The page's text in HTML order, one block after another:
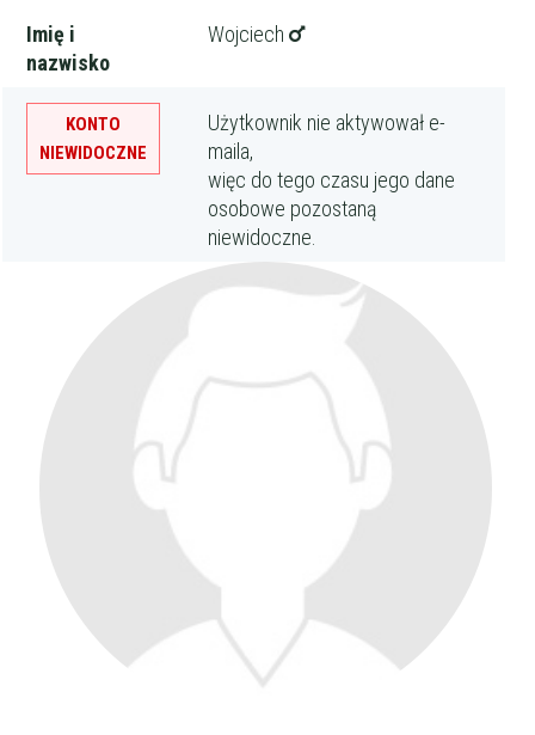
Filtry
Szukaj w promieniu
km
Moja lokalizacja
Maksymalna cena
prace pisemne (pomoc)
Imię i
nazwisko
Wojciech
KONTO
NIEWIDOCZNE
Użytkownik nie aktywował e-
maila,
więc do tego czasu jego dane
osobowe pozostaną
niewidoczne.